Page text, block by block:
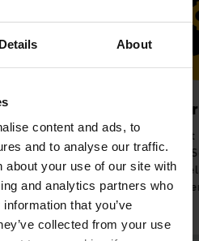
Details About
content and ads, to
and to analyse our traffic.
about your use of our site with
and analytics partners who
that you’ve
collected from your use
Erhöhte
Arbeitszeit
Wartungen,
produktiv